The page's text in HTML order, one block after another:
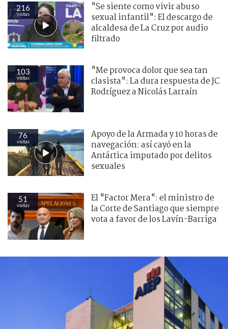
216
visitas
"Se siente como vivir abuso
sexual infantil": El descargo de
alcaldesa de La Cruz por audio
filtrado
103
visitas
"Me provoca dolor que sea tan
clasista": La dura respuesta de JC
Rodríguez a Nicolás Larraín
76
visitas
Apoyo de la Armada y 10 horas de
navegación: así cayó en la
Antártica imputado por delitos
sexuales
51
visitas
El "Factor Mera": el ministro de
la Corte de Santiago que siempre
vota a favor de los Lavín-Barriga